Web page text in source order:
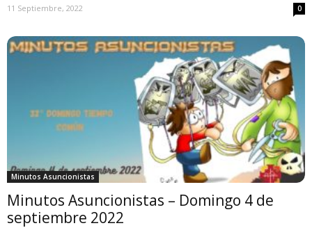
11 Septiembre, 2022 0
Minutos Asuncionistas
Minutos Asuncionistas – Domingo 4 de
septiembre 2022